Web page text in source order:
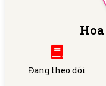
Đang theo dõi